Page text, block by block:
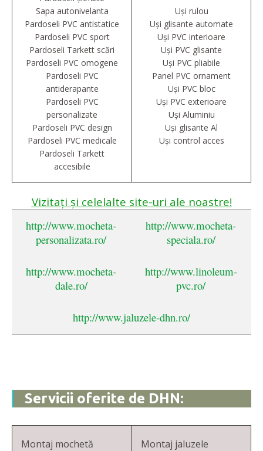
Sapa autonivelanta
Pardoseli PVC antistatice
Pardoseli PVC sport
Pardoseli Tarkett scări
Pardoseli PVC omogene
Pardoseli PVC
antiderapante
Pardoseli PVC
personalizate
Pardoseli PVC design
Pardoseli PVC medicale
Pardoseli Tarkett
accesibile
Uși rulou
Uși glisante automate
Uși PVC interioare
Uși PVC glisante
Uși PVC pliabile
Panel PVC ornament
Uși PVC bloc
Uși PVC exterioare
Uși Aluminiu
Uși glisante Al
Uși control acces
Vizitați și celelalte site-uri ale noastre!
http://www.mocheta-
personalizata.ro/
http://www.mocheta-
speciala.ro/
http://www.mocheta-
dale.ro/
http://www.linoleum-
pvc.ro/
http://www.jaluzele-dhn.ro/
Servicii oferite de DHN:
Montaj mochetă
Montaj jaluzele